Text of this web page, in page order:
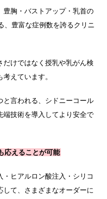
豊胸・バストアップ・乳首の
、豊富な症例数を誇るクリニ
けではなく授乳や乳がん検
えています。
と言われる、シドニーコール
端技術を導入してより安全で
応えることが可能
ヒアルロン酸注入・シリコ
して、さまざまなオーダーに